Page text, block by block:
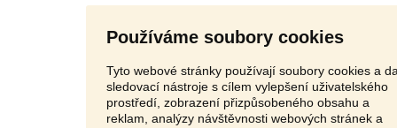
Používáme soubory cookies
Tyto webové stránky používají soubory cookies a
sledovací nástroje s cílem vylepšení uživatelského
prostředí, zobrazení přizpůsobeného obsahu a
reklam, analýzy návštěvnosti webových stránek a